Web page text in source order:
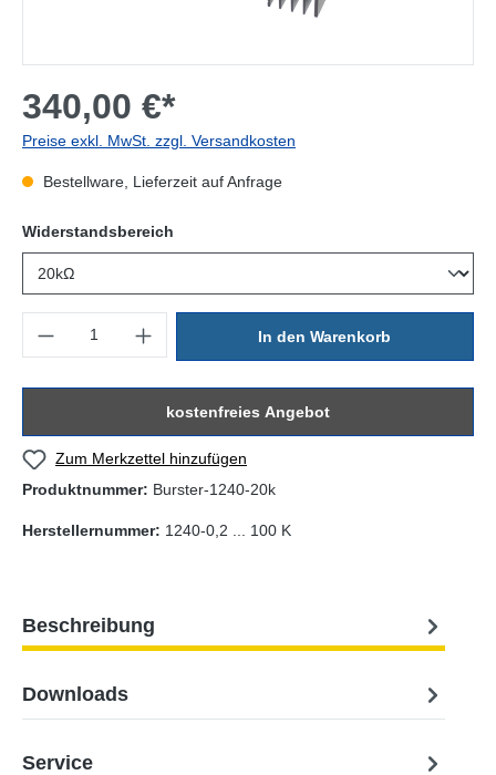
340,00 €*
Preise exkl. MwSt. zzgl. Versandkosten
Bestellware, Lieferzeit auf Anfrage
Widerstandsbereich
In den Warenkorb
kostenfreies Angebot
Zum Merkzettel hinzufügen
Produktnummer: Burster-1240-20k
Herstellernummer: 1240-0,2 ... 100 K
Beschreibung
Downloads
Service